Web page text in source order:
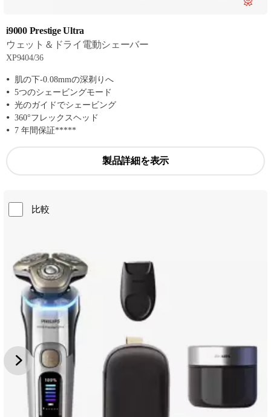
i9000 Prestige Ultra
ウェット＆ドライ電動シェーバー
XP9404/36
肌の下-0.08mmの深剃りへ
5つのシェービングモード
光のガイドでシェービング
360°フレックスヘッド
7 年間保証*****
製品詳細を表示
比較